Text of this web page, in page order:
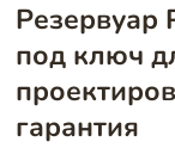
Резервуар
под ключ
гарантия